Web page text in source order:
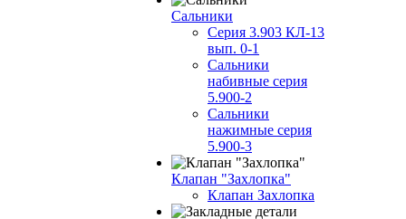
Сальники
Серия 3.903 КЛ-13
вып. 0-1
Сальники
набивные серия
5.900-2
Сальники
нажимные серия
5.900-3
Клапан "Захлопка"
Клапан Захлопка